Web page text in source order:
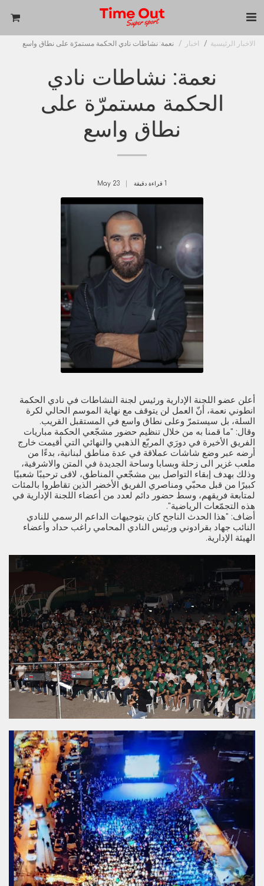
الاخبار الرئيسية اخبار نعمة: نشاطات نادي الحكمة مستمرّة على نطاق واسع
نعمة: نشاطات نادي
الحكمة مستمرّة على
نطاق واسع
1 قراءة دقيقة 23
May
أعلن عضو اللجنة الإدارية ورئيس لجنة النشاطات في نادي الحكمة
انطوني نعمة، أنّ العمل لن يتوقف مع نهاية الموسم الحالي لكرة
السلة، بل سيستمرّ وعلى نطاق واسع في المستقبل القريب.
وقال: "ما قمنا به من خلال تنظيم حضور مشجّعي الحكمة مباريات
الفريق الأخيرة في دورَي المربّع الذهبي والنهائي التي أقيمت خارج
أرضه عبر وضع شاشات عملاقة في عدة مناطق لبنانية، بدءًا من
ملعب غزير الى زحلة وبسابا وساحة الجديدة في المتن والاشرفية،
وذلك بهدف إبقاء التواصل بين مشجّعي المناطق، لاقى ترحيبًا شعبيًا
كبيرًا من قبل محبّي ومناصري الفريق الأخضر الذين تقاطروا بالمئات
لمتابعة فريقهم، وسط حضور دائم لعدد من أعضاء اللجنة الإدارية في
هذه التجمّعات الرياضية".
أضاف: "هذا الحدث الناجح كان بتوجيهات الداعم الرسمي للنادي
النائب جهاد بقرادوني ورئيس النادي المحامي راغب حداد وأعضاء
الهيئة الإدارية.